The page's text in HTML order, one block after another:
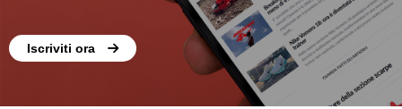
Iscriviti ora